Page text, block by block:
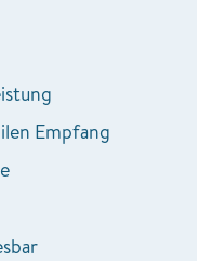
Empfang